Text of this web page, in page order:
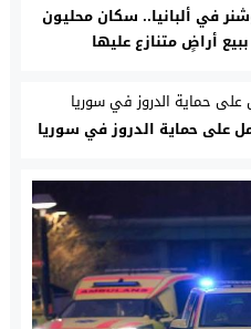
في ألبانيا.. سكان محليون
أراضٍ متنازع عليها
على حماية الدروز في سوريا